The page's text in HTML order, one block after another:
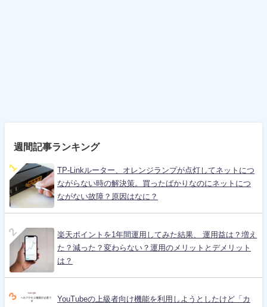
週間記事ランキング
TP-Linkルーター、オレンジランプが点灯してネットにつ
ながらない時の解決策。買ったばかりなのにネットにつ
ながない故障？原因はなに？
楽天ポイントを1年間運用してみた結果、 運用益は？増え
た？減った？変わらない？運用のメリットとデメリット
は？
YouTubeの上級者向け機能を利用しようとしたけど「カ